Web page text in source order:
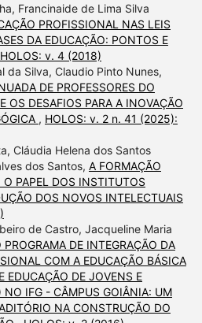
Francinaide de Lima Silva
PROFISSIONAL NAS LEIS
DA EDUCAÇÃO: PONTOS E
HOLOS: v. 4 (2018)
da Silva, Claudio Pinto Nunes,
DE PROFESSORES DO
OS DESAFIOS PARA A INOVAÇÃO
, HOLOS: v. 2 n. 41 (2025):
Cláudia Helena dos Santos
dos Santos, A FORMAÇÃO
O PAPEL DOS INSTITUTOS
DOS NOVOS INTELECTUAIS
de Castro, Jacqueline Maria
PROGRAMA DE INTEGRAÇÃO DA
COM A EDUCAÇÃO BÁSICA
EDUCAÇÃO DE JOVENS E
NO IFG - CÂMPUS GOIÂNIA: UM
NA CONSTRUÇÃO DO